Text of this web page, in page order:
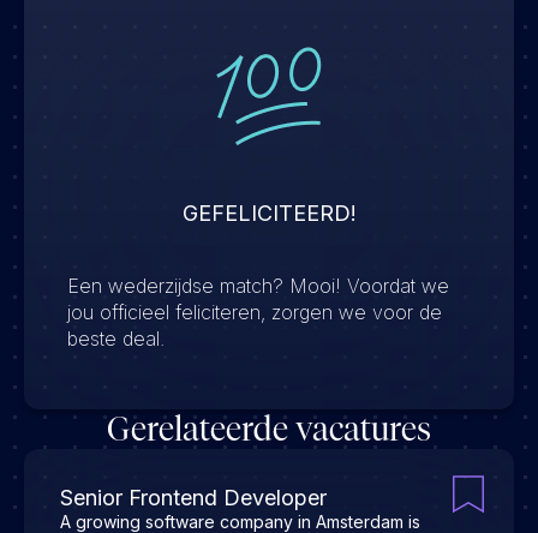
GEFELICITEERD!
Een wederzijdse match? Mooi! Voordat we
jou officieel feliciteren, zorgen we voor de
beste deal.
Gerelateerde vacatures
Senior Frontend Developer
A growing software company in Amsterdam is